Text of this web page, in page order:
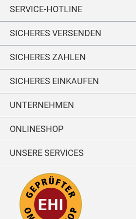
V
ol
lle
g
ür
V
lle
SERVICE-HOTLINE
SICHERES VERSENDEN
SICHERES ZAHLEN
SICHERES EINKAUFEN
UNTERNEHMEN
ONLINESHOP
UNSERE SERVICES